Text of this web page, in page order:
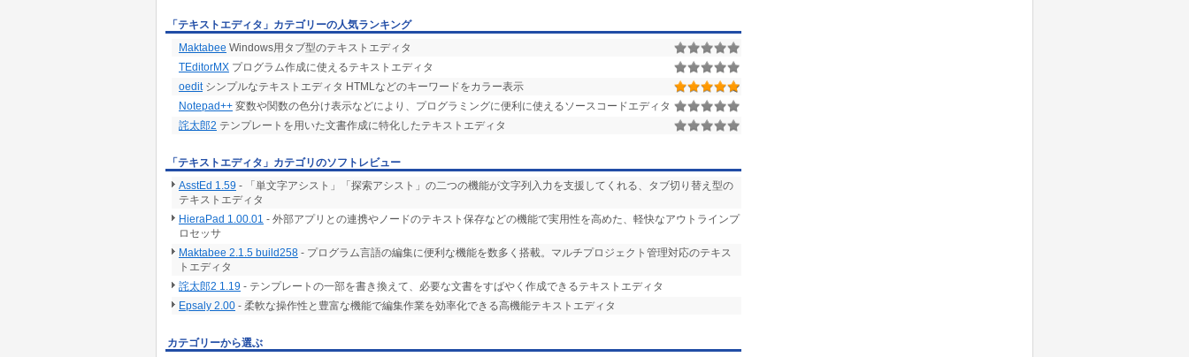
「テキストエディタ」カテゴリーの人気ランキング
Maktabee Windows用タブ型のテキストエディタ
TEditorMX プログラム作成に使えるテキストエディタ
oeditシンプルなテキストエディタ HTMLなどのキーワードをカラー表示
Notepad++ 変数や関数の色分け表示などにより、プログラミングに便利に使えるソースコードエディタ
詫太郎2 テンプレートを用いた文書作成に特化したテキストエディタ
「テキストエディタ」カテゴリのソフトレビュー
AsstEd 1.59 - 「単文字アシスト」「探索アシスト」の二つの機能が文字列入力を支援してくれる、タブ切り替え型の
テキストエディタ
HieraPad 1.00.01 - 外部アプリとの連携やノードのテキスト保存などの機能で実用性を高めた、軽快なアウトラインプ
ロセッサ
Maktabee 2.1.5 build258 - プログラム言語の編集に便利な機能を数多く搭載。マルチプロジェクト管理対応のテキス
トエディタ
詫太郎2 1.19 - テンプレートの一部を書き換えて、必要な文書をすばやく作成できるテキストエディタ
Epsaly 2.00 - 柔軟な操作性と豊富な機能で編集作業を効率化できる高機能テキストエディタ
カテゴリーから選ぶ